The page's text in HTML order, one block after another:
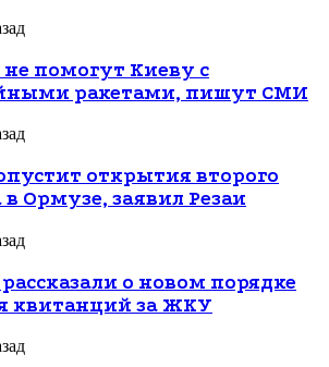
помогут Киеву с
ракетами, пишут СМИ
открытия второго
Ормузе, заявил Резаи
о новом порядке
квитанций за ЖКУ